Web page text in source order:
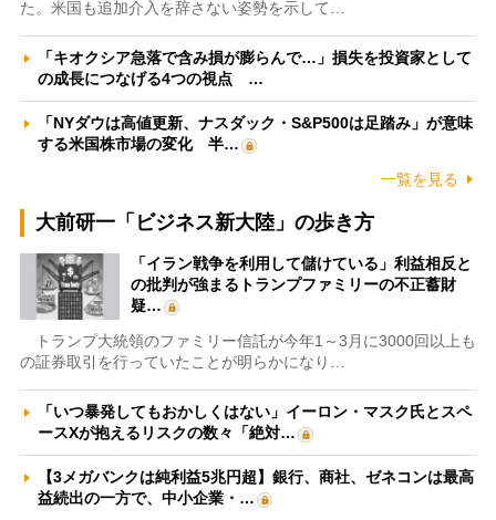
た。米国も追加介入を辞さない姿勢を示して…
「キオクシア急落で含み損が膨らんで…」損失を投資家として
の成長につなげる4つの視点 …
「NYダウは高値更新、ナスダック・S&P500は足踏み」が意味
する米国株市場の変化 半…
一覧を見る
大前研一「ビジネス新大陸」の歩き方
「イラン戦争を利用して儲けている」利益相反と
の批判が強まるトランプファミリーの不正蓄財
疑…
トランプ大統領のファミリー信託が今年1～3月に3000回以上も
の証券取引を行っていたことが明らかになり…
「いつ暴発してもおかしくはない」イーロン・マスク氏とスペ
ースXが抱えるリスクの数々「絶対…
【3メガバンクは純利益5兆円超】銀行、商社、ゼネコンは最高
益続出の一方で、中小企業・…